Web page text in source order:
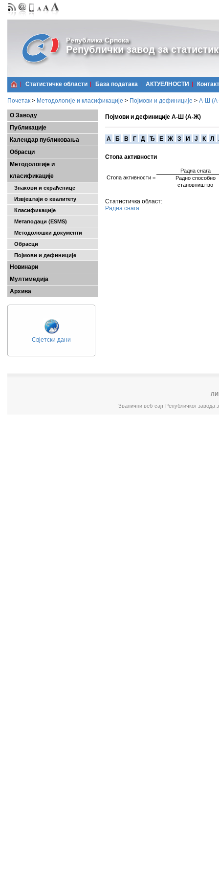
Република Српска
Републички завод за
Статистичке области Базa података АКТУЕЛНОСТИ Контакт
Почетак > Методологије и класификације > Појмови и дефиниције > А-Ш
О Заводу
Публикације
Календар публиковања
Обрасци
Методологије и
класификације
Знакови и скраћенице
Извјештаји о квалитету
Класификације
Метаподаци (ESMS)
Методолошки документи
Обрасци
Појмови и дефиниције
Новинари
Мултимедија
Архива
Свјетски дани
Појмови и дефиниције А-Ш (А-Ж)
A Б В Г Д Ђ Е Ж З И Ј К Л
Стопа активности
Стопа активности =
Радна снага
Радно способно
становништво
Статистичка област:
Радна снага
Званични веб-сајт Републичког